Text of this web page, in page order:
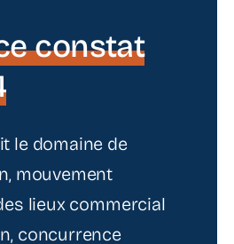
constat
le domaine de
mouvement
lieux commercial
concurrence